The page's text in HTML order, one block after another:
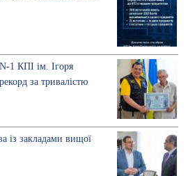
1 КПІ ім. Ігоря
за тривалістю
із закладами вищої